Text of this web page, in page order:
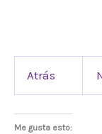
Atrás
Me gusta esto: